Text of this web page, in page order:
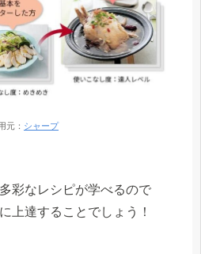
元： シャープ
彩なレシピが学べるので
上達することでしょう！